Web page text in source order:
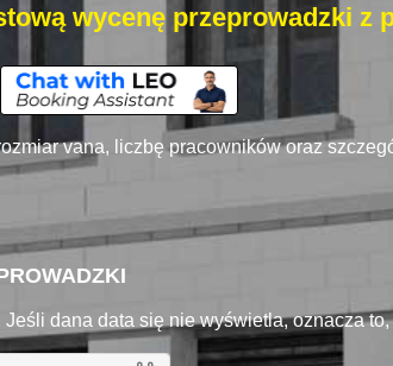
wycenę przeprowadzki z
vana, liczbę pracowników oraz
dana data się nie wyświetla, oznacza